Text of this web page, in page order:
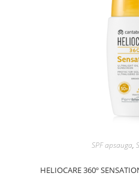
SPF apsauga,
HELIOCARE 360º